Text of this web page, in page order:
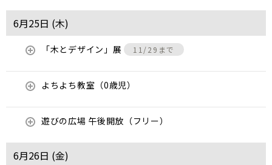
6月25日 (木)
「木とデザイン」展 11/29まで
よちよち教室（0歳児）
遊びの広場 午後開放（フリー）
6月26日 (金)